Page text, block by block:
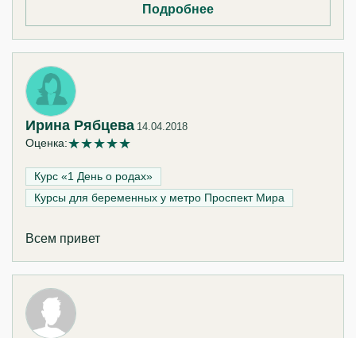
Подробнее
Ирина Рябцева 14.04.2018
Оценка:★★★★★
Курс «1 День о родах»‎
Курсы для беременных у метро Проспект Мира
Всем привет